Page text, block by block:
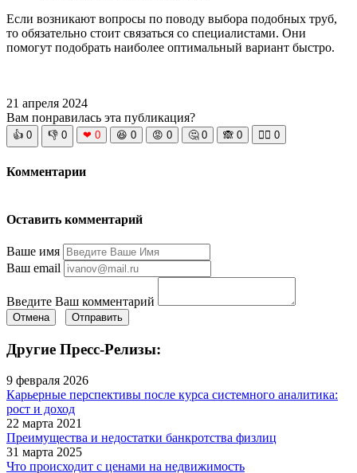
Если возникают вопросы по поводу выбора подобных труб,
то обязательно стоит связаться со специалистами. Они
помогут подобрать наиболее оптимальный вариант быстро.
21 апреля 2024
Вам понравилась эта публикация?
👍 0 👎 0 ❤ 0 😆 0 😡 0 🤔 0 🙈 0 🧘‍♀️ 0
Комментарии
Оставить комментарий
Ваше имя
Ваш email
Введите Ваш комментарий
Отмена Отправить
Другие Пресс-Релизы:
9 февраля 2026
Карьерные перспективы после курса системного аналитика:
рост и доход
22 марта 2021
Преимущества и недостатки банкротства физлиц
31 марта 2025
Что происходит с ценами на недвижимость